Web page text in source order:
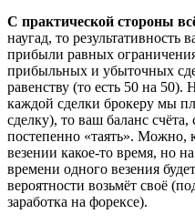
С практической стороны
наугад, то
прибыли равных
прибыльных и убыточных
равенству (то есть 50 на 50).
каждой сделки брокеру мы
сделку), то ваш баланс счёта,
постепенно «таять». Можно,
везении какое-то время, но
времени одного везения
вероятности возьмёт своё
заработка на форексе).